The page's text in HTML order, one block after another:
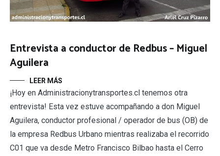
Entrevista a conductor de Redbus – Miguel
Aguilera
LEER MÁS
¡Hoy en Administracionytransportes.cl tenemos otra
entrevista! Esta vez estuve acompañando a don Miguel
Aguilera, conductor profesional / operador de bus (OB) de
la empresa Redbus Urbano mientras realizaba el recorrido
C01 que va desde Metro Francisco Bilbao hasta el Cerro